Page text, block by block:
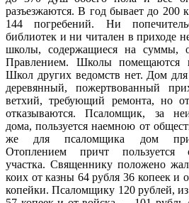
разъезжаются. В год бывает до 200
144 погребений. Ни
библиотек и ни читален в приходе
школы, содержащиеся на суммы,
Правлением. Школы помещаются
Школ других ведомств нет. Дом
деревянный, пожертвованный
ветхий, требующий ремонта, но
отказываются. Псаломщик, за
дома, пользуется наемною от
же для псаломщика дом
Отоплением причт пользуется
участка. Священнику положено
коих от казны 64 рубля 36 копеек и
копейки. Псаломщику 120 рублей,